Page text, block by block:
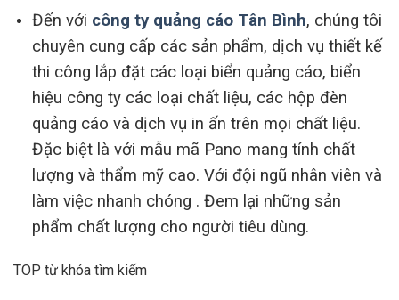
Đến với công ty quảng cáo Tân Bình, chúng tôi
chuyên cung cấp các sản phẩm, dịch vụ thiết kế
thi công lắp đặt các loại biển quảng cáo, biển
hiệu công ty các loại chất liệu, các hộp đèn
quảng cáo và dịch vụ in ấn trên mọi chất liệu.
Đặc biệt là với mẫu mã Pano mang tính chất
lượng và thẩm mỹ cao. Với đội ngũ nhân viên và
làm việc nhanh chóng . Đem lại những sản
phẩm chất lượng cho người tiêu dùng.
TOP từ khóa tìm kiếm